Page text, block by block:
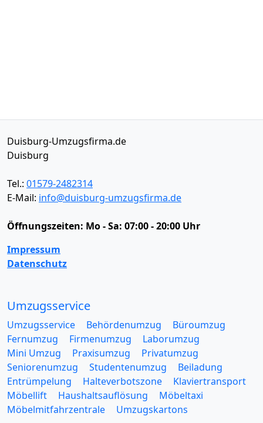
Duisburg-Umzugsfirma.de
Duisburg
Tel.: 01579-2482314
E-Mail: info@duisburg-umzugsfirma.de
Öffnungszeiten: Mo - Sa: 07:00 - 20:00 Uhr
Impressum
Datenschutz
Umzugsservice
Umzugsservice Behördenumzug
Büroumzug
Fernumzug
Firmenumzug
Laborumzug
Mini Umzug
Praxisumzug
Privatumzug
Seniorenumzug
Studentenumzug
Beiladung
Entrümpelung
Halteverbotszone
Klaviertransport
Möbellift
Haushaltsauflösung
Möbeltaxi
Möbelmitfahrzentrale
Umzugskartons